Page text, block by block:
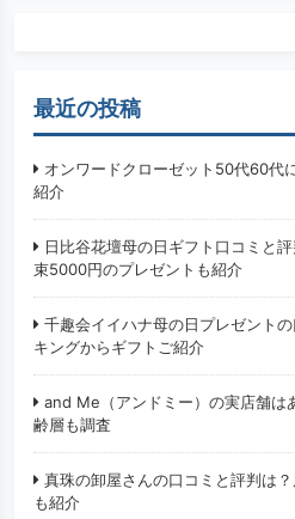
最近の投稿
オンワードクローゼット50代60代
紹介
日比谷花壇母の日ギフト口コミと
束5000円のプレゼントも紹介
千趣会イイハナ母の日プレゼント
キングからギフトご紹介
and Me（アンドミー）の実店舗は
齢層も調査
真珠の卸屋さんの口コミと評判は
も紹介